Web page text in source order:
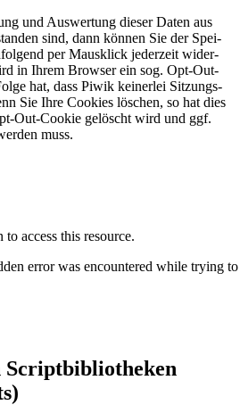
und Aus­wer­tung die­ser Daten aus
sind, dann kön­nen Sie der Spei­
per Maus­klick jederzeit wider­
in Ihrem Browser ein sog. Opt-Out-
hat, dass Piwik kei­ner­lei Sit­zungs­
Sie Ihre Cookies löschen, so hat dies
Out-Cookie gelöscht wird und ggf.
muss.
Scriptbibliotheken